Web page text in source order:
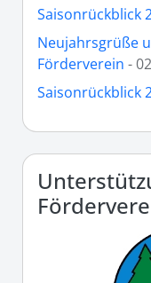
Saisonrückblick
Neujahrsgrüße
Förderverein -
Saisonrückblick